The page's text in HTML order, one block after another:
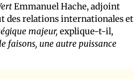
Emmanuel Hache, adjoint
des relations internationales et
majeur, explique-t-il,
faisons, une autre puissance